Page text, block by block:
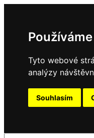
Tyto webové
analýzy
Souhlasím